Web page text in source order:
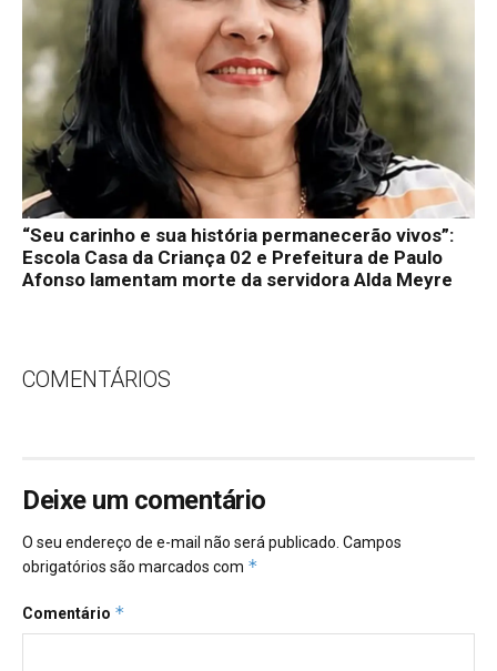
“Seu carinho e sua história permanecerão vivos”:
Escola Casa da Criança 02 e Prefeitura de Paulo
Afonso lamentam morte da servidora Alda Meyre
COMENTÁRIOS
Deixe um comentário
O seu endereço de e-mail não será publicado. Campos
obrigatórios são marcados com *
Comentário *